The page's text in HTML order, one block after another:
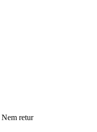
Nem retur